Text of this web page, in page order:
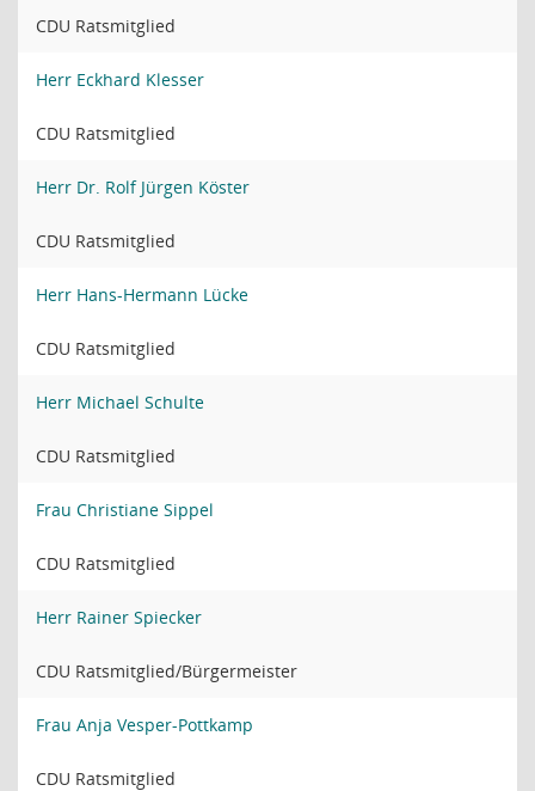
CDU Ratsmitglied
Herr Eckhard Klesser
CDU Ratsmitglied
Herr Dr. Rolf Jürgen Köster
CDU Ratsmitglied
Herr Hans-Hermann Lücke
CDU Ratsmitglied
Herr Michael Schulte
CDU Ratsmitglied
Frau Christiane Sippel
CDU Ratsmitglied
Herr Rainer Spiecker
CDU Ratsmitglied/Bürgermeister
Frau Anja Vesper-Pottkamp
CDU Ratsmitglied